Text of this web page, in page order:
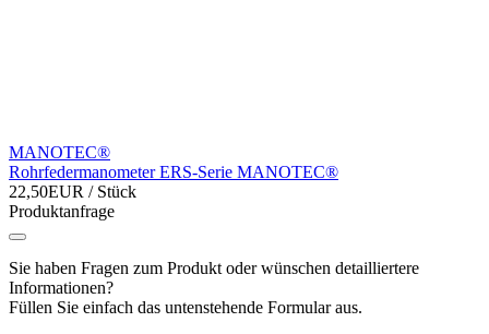
MANOTEC®
Rohrfedermanometer ERS-Serie MANOTEC®
22,50EUR / Stück
Produktanfrage
Sie haben Fragen zum Produkt oder wünschen detailliertere
Informationen?
Füllen Sie einfach das untenstehende Formular aus.